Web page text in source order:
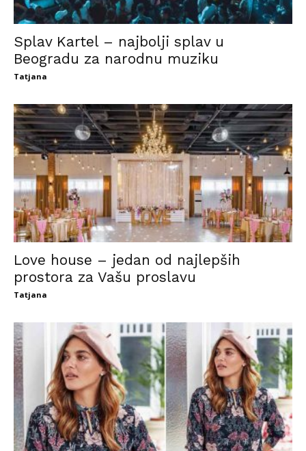
Splav Kartel – najbolji splav u
Beogradu za narodnu muziku
Tatjana
Love house – jedan od najlepših
prostora za Vašu proslavu
Tatjana